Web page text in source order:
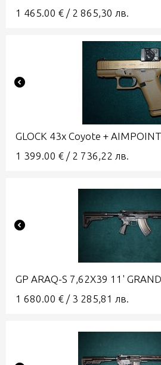
1 465.00 € / 2 865,30 лв.
GLOCK 43x Coyote +
1 399.00 € / 2 736,22 лв.
GP ARAQ-S 7,62X39 11'
1 680.00 € / 3 285,81 лв.